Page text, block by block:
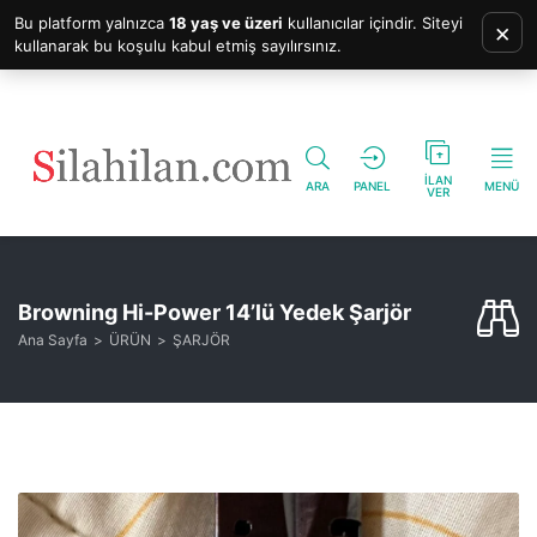
ARA PANEL
İLAN
VER
MENÜ
Browning Hi-Power 14’lü Yedek Şarjör
Ana Sayfa ÜRÜN ŞARJÖR
Bu platform yalnızca 18 yaş ve üzeri kullanıcılar içindir. Siteyi
kullanarak bu koşulu kabul etmiş sayılırsınız.
×